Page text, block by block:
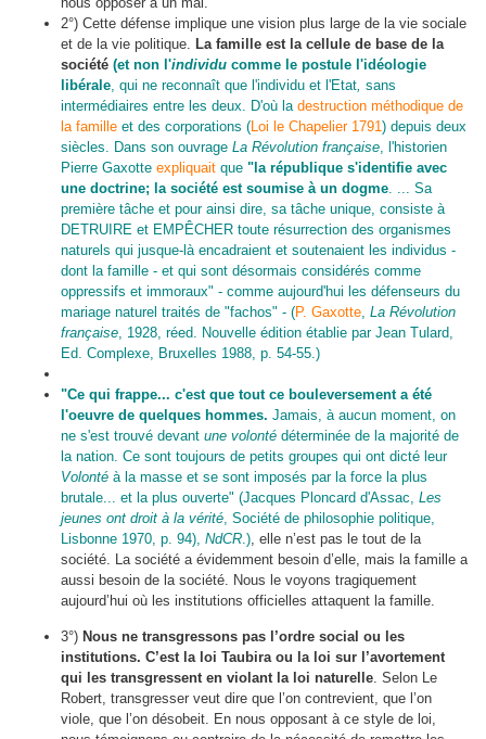
2°) Cette défense implique une vision plus large de la vie sociale
et de la vie politique. La famille est la cellule de base de la
société (et non l'individu comme le postule l'idéologie
libérale, qui ne reconnaît que l'individu et l'Etat, sans
intermédiaires entre les deux. D'où la destruction méthodique de
la famille et des corporations (Loi le Chapelier 1791) depuis deux
siècles. Dans son ouvrage La Révolution française, l'historien
Pierre Gaxotte expliquait que "la république s'identifie avec
une doctrine; la société est soumise à un dogme. ... Sa
première tâche et pour ainsi dire, sa tâche unique, consiste à
DETRUIRE et EMPÊCHER toute résurrection des organismes
naturels qui jusque-là encadraient et soutenaient les individus -
dont la famille - et qui sont désormais considérés comme
oppressifs et immoraux" - comme aujourd'hui les défenseurs du
mariage naturel traités de "fachos" - (P. Gaxotte, La Révolution
française, 1928, réed. Nouvelle édition établie par Jean Tulard,
Ed. Complexe, Bruxelles 1988, p. 54-55.)
"Ce qui frappe... c'est que tout ce bouleversement a été
l'oeuvre de quelques hommes. Jamais, à aucun moment, on
ne s'est trouvé devant une volonté déterminée de la majorité de
la nation. Ce sont toujours de petits groupes qui ont dicté leur
Volonté à la masse et se sont imposés par la force la plus
brutale... et la plus ouverte" (Jacques Ploncard d'Assac, Les
jeunes ont droit à la vérité, Société de philosophie politique,
Lisbonne 1970, p. 94), NdCR.), elle n’est pas le tout de la
société. La société a évidemment besoin d’elle, mais la famille a
aussi besoin de la société. Nous le voyons tragiquement
aujourd’hui où les institutions officielles attaquent la famille.
3°) Nous ne transgressons pas l’ordre social ou les
institutions. C’est la loi Taubira ou la loi sur l’avortement
qui les transgressent en violant la loi naturelle. Selon Le
Robert, transgresser veut dire que l’on contrevient, que l’on
viole, que l’on désobeit. En nous opposant à ce style de loi,